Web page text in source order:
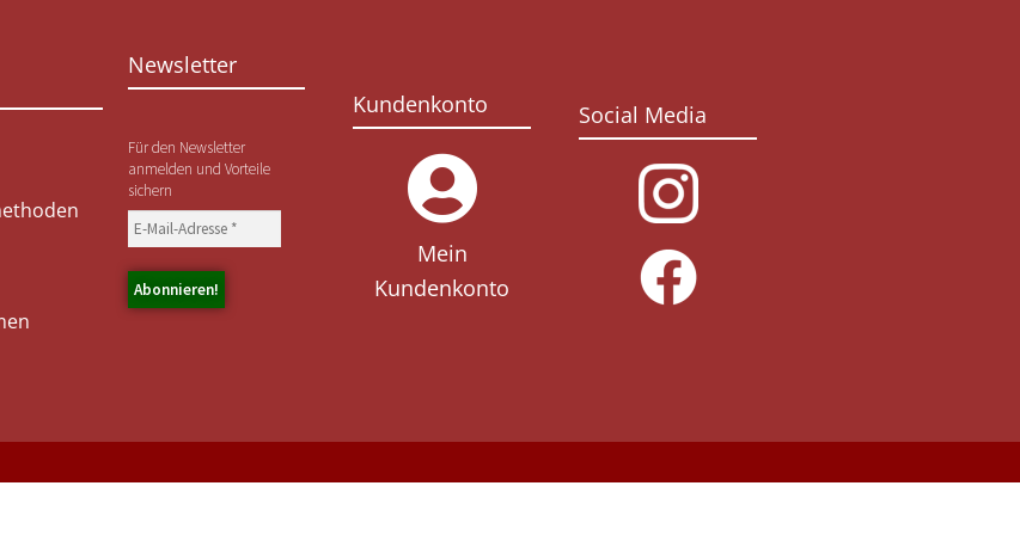
Newsletter
Für den Newsletter
anmelden und Vorteile
sichern
Kundenkonto
Mein
Kundenkonto
Social Media